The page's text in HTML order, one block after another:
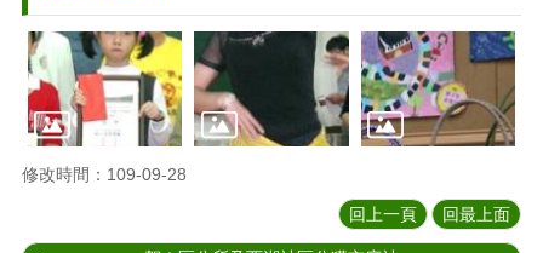
修改時間：109-09-28
回上一頁 回最上面